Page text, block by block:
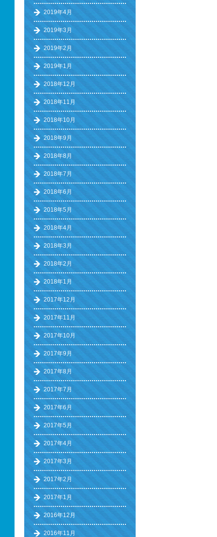
2019年4月
2019年3月
2019年2月
2019年1月
2018年12月
2018年11月
2018年10月
2018年9月
2018年8月
2018年7月
2018年6月
2018年5月
2018年4月
2018年3月
2018年2月
2018年1月
2017年12月
2017年11月
2017年10月
2017年9月
2017年8月
2017年7月
2017年6月
2017年5月
2017年4月
2017年3月
2017年2月
2017年1月
2016年12月
2016年11月